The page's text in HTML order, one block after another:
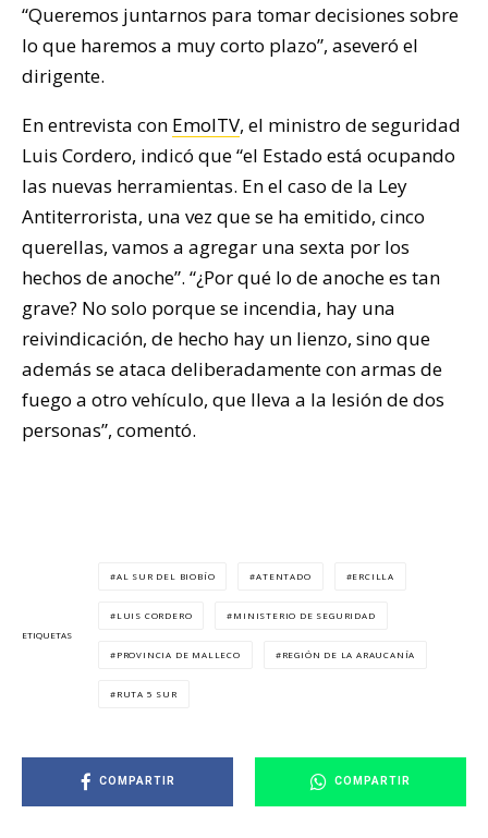
“Queremos juntarnos para tomar decisiones sobre
lo que haremos a muy corto plazo”, aseveró el
dirigente.
En entrevista con EmolTV, el ministro de seguridad
Luis Cordero, indicó que “el Estado está ocupando
las nuevas herramientas. En el caso de la Ley
Antiterrorista, una vez que se ha emitido, cinco
querellas, vamos a agregar una sexta por los
hechos de anoche”. “¿Por qué lo de anoche es tan
grave? No solo porque se incendia, hay una
reivindicación, de hecho hay un lienzo, sino que
además se ataca deliberadamente con armas de
fuego a otro vehículo, que lleva a la lesión de dos
personas”, comentó.
ETIQUETAS
AL SUR DEL BIOBÍO ATENTADO ERCILLA
LUIS CORDERO MINISTERIO DE SEGURIDAD
PROVINCIA DE MALLECO REGIÓN DE LA ARAUCANÍA
RUTA 5 SUR
COMPARTIR COMPARTIR